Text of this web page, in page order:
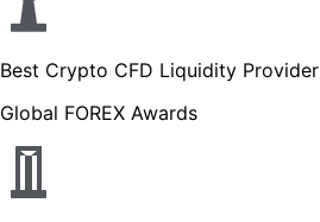
Best Crypto CFD Liquidity Provider
Global FOREX Awards